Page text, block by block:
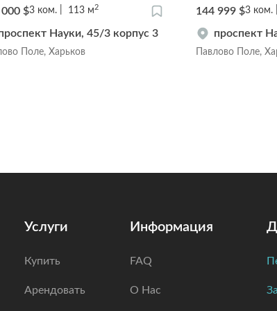
$3 ком. 113 м2
Науки, 45/3 корпус 3
Поле, Харьков
144 999 $3 ком.
проспект
Павлово Поле,
Услуги
Купить
Арендовать
Информация
FAQ
О Нас